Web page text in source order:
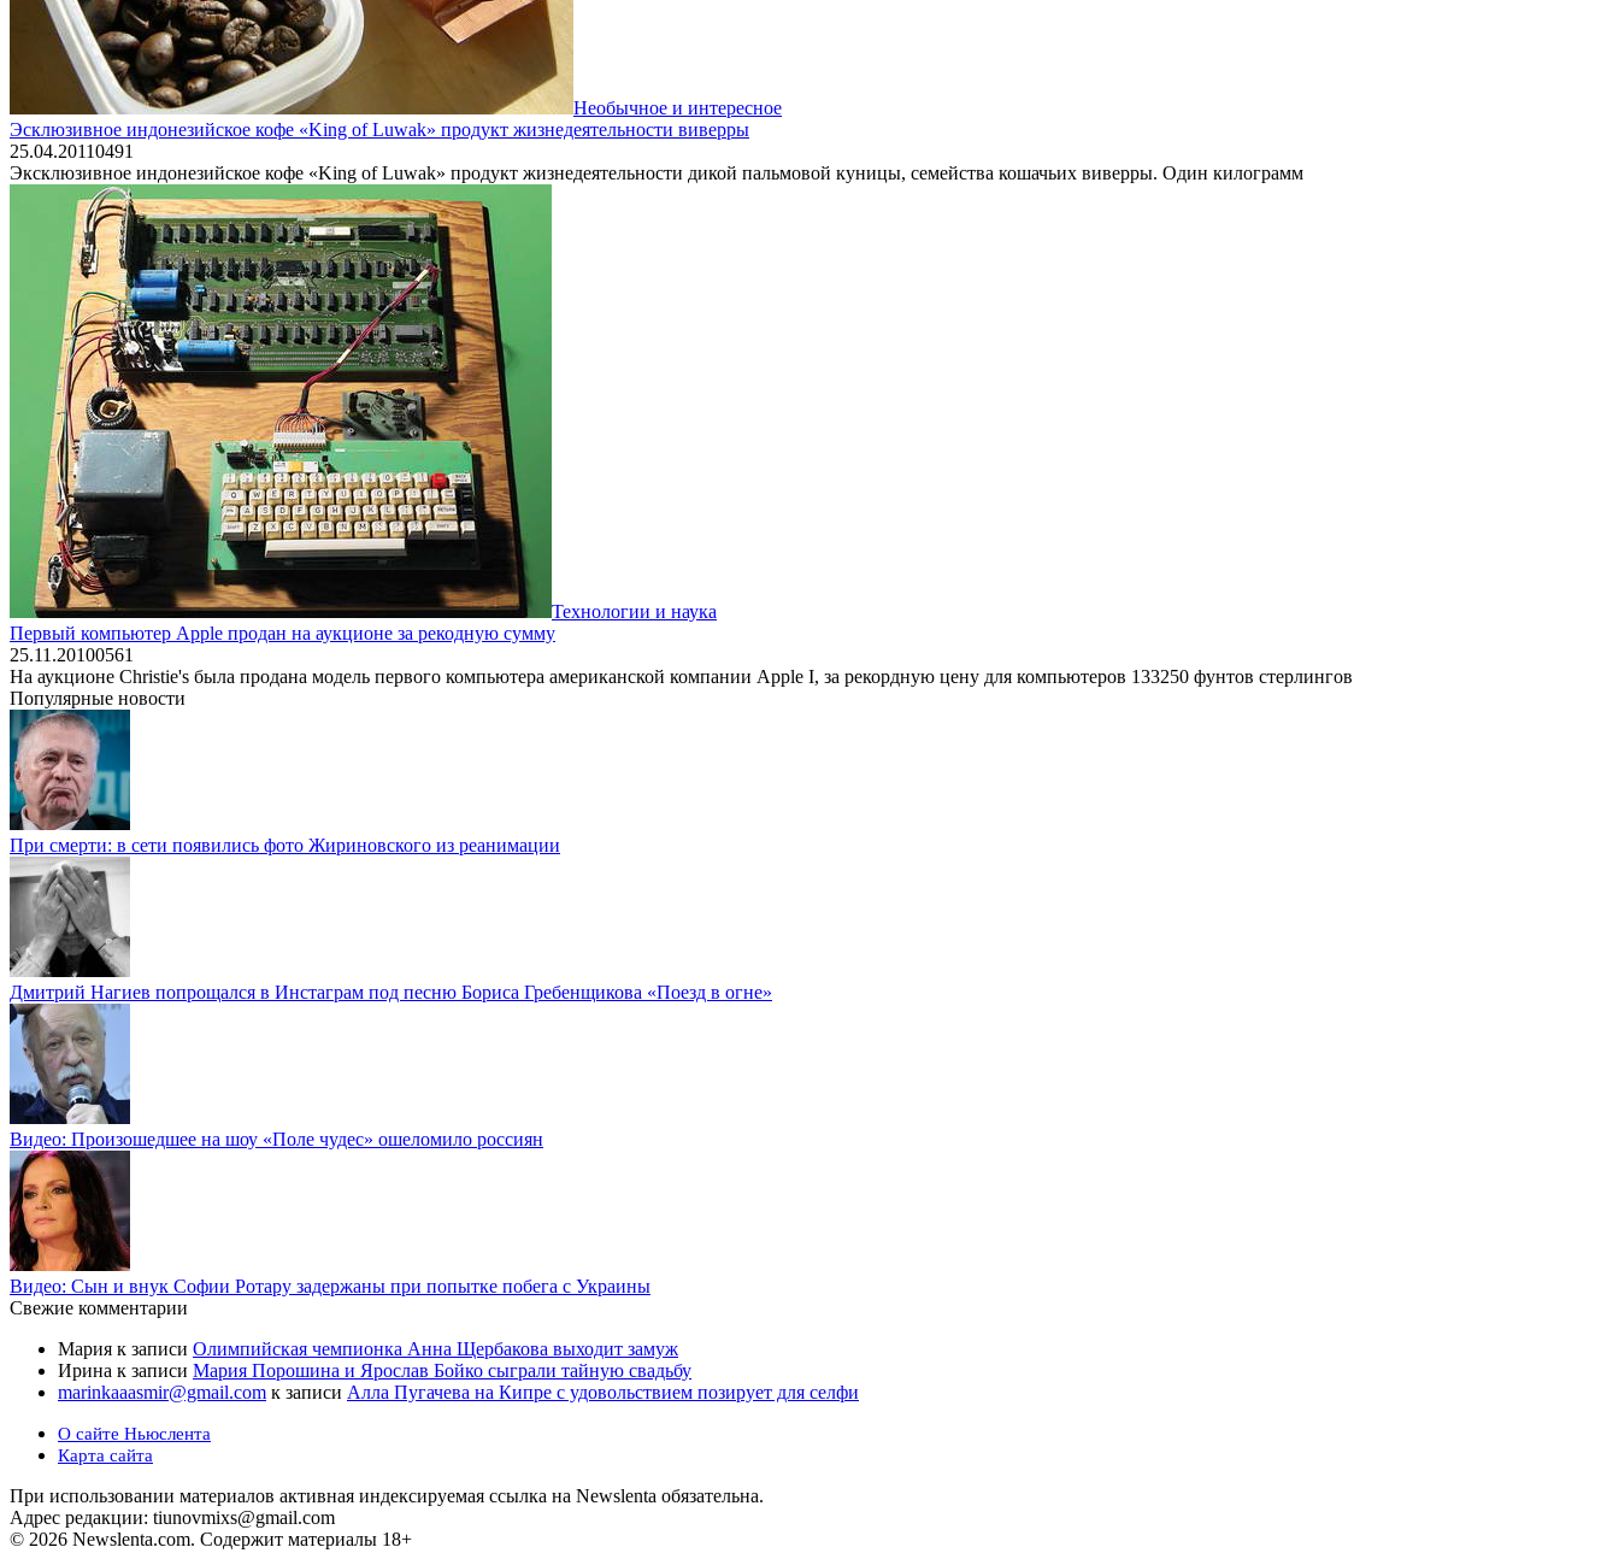
Необычное и интересное
Эсклюзивное индонезийское кофе «King of Luwak» продукт жизнедеятельности виверры
25.04.20110491
Эксклюзивное индонезийское кофе «King of Luwak» продукт жизнедеятельности дикой пальмовой куницы, семейства кошачьих виверры. Один килограмм
Технологии и наука
Первый компьютер Apple продан на аукционе за рекодную сумму
25.11.20100561
На аукционе Christie's была продана модель первого компьютера американской компании Apple I, за рекордную цену для компьютеров 133250 фунтов стерлингов
Популярные новости
При смерти: в сети появились фото Жириновского из реанимации
Дмитрий Нагиев попрощался в Инстаграм под песню Бориса Гребенщикова «Поезд в огне»
Видео: Произошедшее на шоу «Поле чудес» ошеломило россиян
Видео: Сын и внук Софии Ротару задержаны при попытке побега с Украины
Свежие комментарии
Мария к записи Олимпийская чемпионка Анна Щербакова выходит замуж
Ирина к записи Мария Порошина и Ярослав Бойко сыграли тайную свадьбу
marinkaaasmir@gmail.com к записи Алла Пугачева на Кипре с удовольствием позирует для селфи
О сайте Ньюслента
Карта сайта
При использовании материалов активная индексируемая ссылка на Newslenta обязательна.
Адрес редакции: tiunovmixs@gmail.com
© 2026 Newslenta.com. Содержит материалы 18+